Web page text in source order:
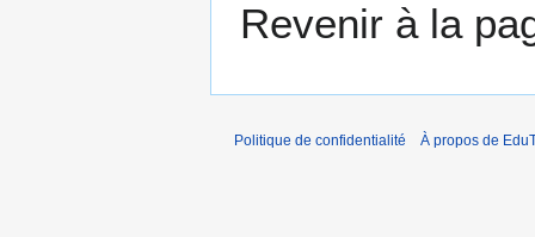
Revenir à la
Politique de confidentialité À propos de